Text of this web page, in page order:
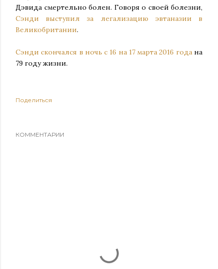
Дэвида смертельно болен. Говоря о своей болезни,
Сэнди выступил за легализацию эвтаназии в
Великобритании.
Сэнди скончался в ночь с 16 на 17 марта 2016 годана
79 году жизни.
Поделиться
КОММЕНТАРИИ